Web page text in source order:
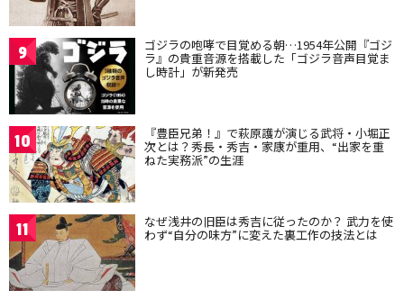
9 ゴジラの咆哮で目覚める朝…1954年公開『ゴジ
ラ』の貴重音源を搭載した「ゴジラ音声目覚ま
し時計」が新発売
10 『豊臣兄弟！』で萩原護が演じる武将・小堀正
次とは？秀長・秀吉・家康が重用、“出家を重
ねた実務派”の生涯
11 なぜ浅井の旧臣は秀吉に従ったのか？ 武力を使
わず“自分の味方”に変えた裏工作の技法とは